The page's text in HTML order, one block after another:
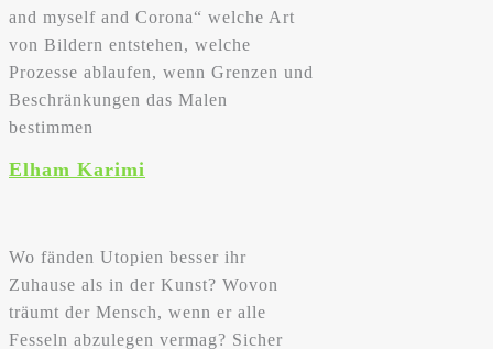
and myself and Corona“ welche Art
von Bildern entstehen, welche
Prozesse ablaufen, wenn Grenzen und
Beschränkungen das Malen
bestimmen
Elham Karimi
Wo fänden Utopien besser ihr
Zuhause als in der Kunst? Wovon
träumt der Mensch, wenn er alle
Fesseln abzulegen vermag? Sicher